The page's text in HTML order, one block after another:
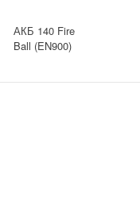
АКБ 140 Fire
Ball (EN900)